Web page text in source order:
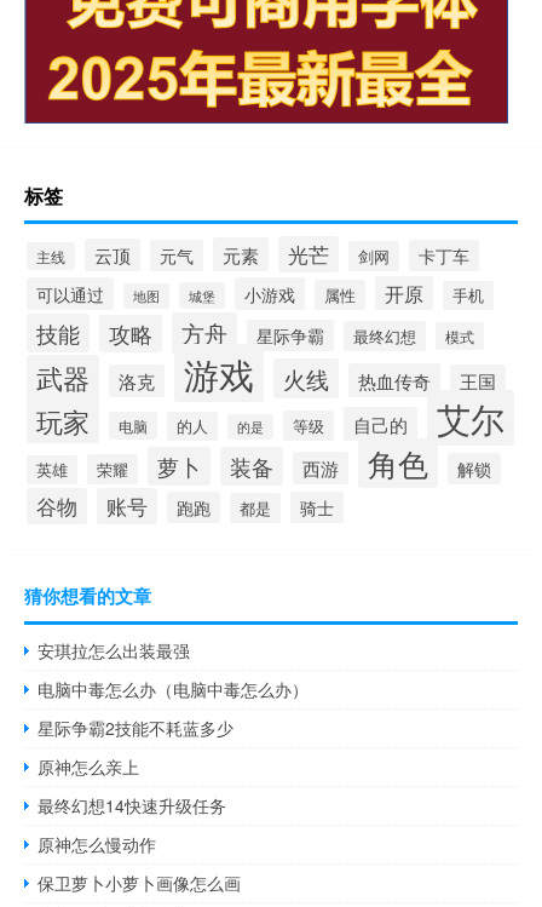
标签
主线 云顶 元气 元素 光芒 剑网 卡丁车
可以通过 地图 城堡 小游戏 属性 开原 手机
技能 攻略 方舟 星际争霸 最终幻想 模式
武器 洛克 游戏 火线 热血传奇 王国
玩家 电脑 的人 的是 等级 自己的 艾尔
英雄 荣耀 萝卜 装备 西游 角色 解锁
谷物 账号 跑跑 都是 骑士
猜你想看的文章
安琪拉怎么出装最强
电脑中毒怎么办（电脑中毒怎么办）
星际争霸2技能不耗蓝多少
原神怎么亲上
最终幻想14快速升级任务
原神怎么慢动作
保卫萝卜小萝卜画像怎么画